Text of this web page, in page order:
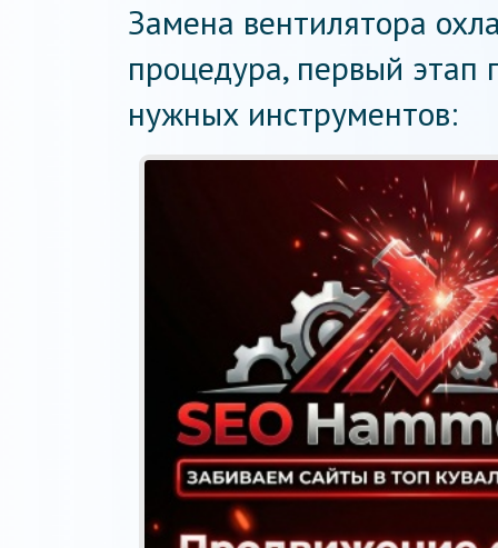
Замена вентилятора
процедура, первый этап
нужных инструментов: